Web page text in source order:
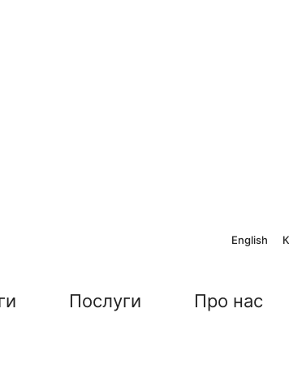
English
Послуги Про нас